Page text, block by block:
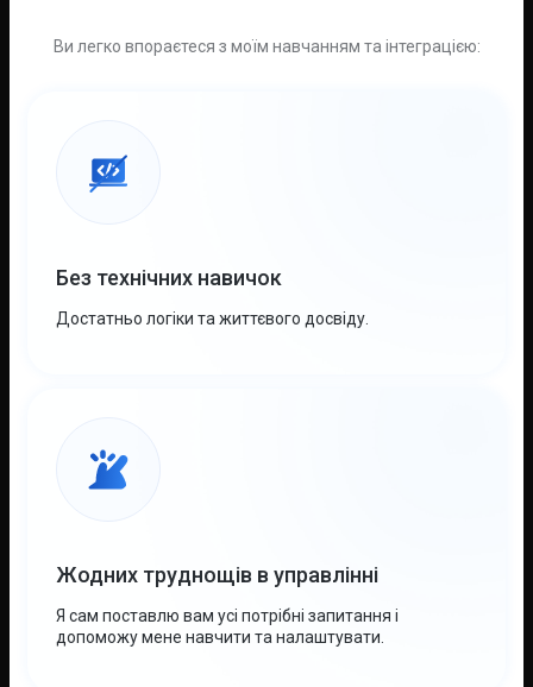
Ви легко впораєтеся з моїм навчанням та інтеграцією:
Без технічних навичок
Достатньо логіки та життєвого досвіду.
Жодних труднощів в управлінні
Я сам поставлю вам усі потрібні запитання і
допоможу мене навчити та налаштувати.